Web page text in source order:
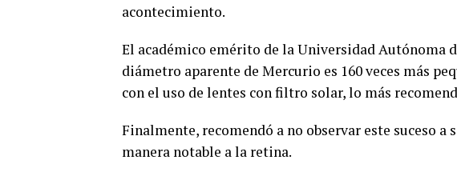
acontecimiento.
El académico emérito de la Universidad Autónoma
diámetro aparente de Mercurio es 160 veces más
con el uso de lentes con filtro solar, lo más
Finalmente, recomendó a no observar este suceso
manera notable a la retina.